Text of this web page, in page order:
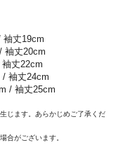
丈19cm
袖丈20cm
丈22cm
袖丈24cm
/ 袖丈25cm
じます。あらかじめご了承くだ
合がございます。